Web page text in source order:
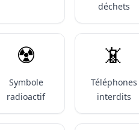
déchets
☢️
Symbole
radioactif
📵
Téléphones
interdits